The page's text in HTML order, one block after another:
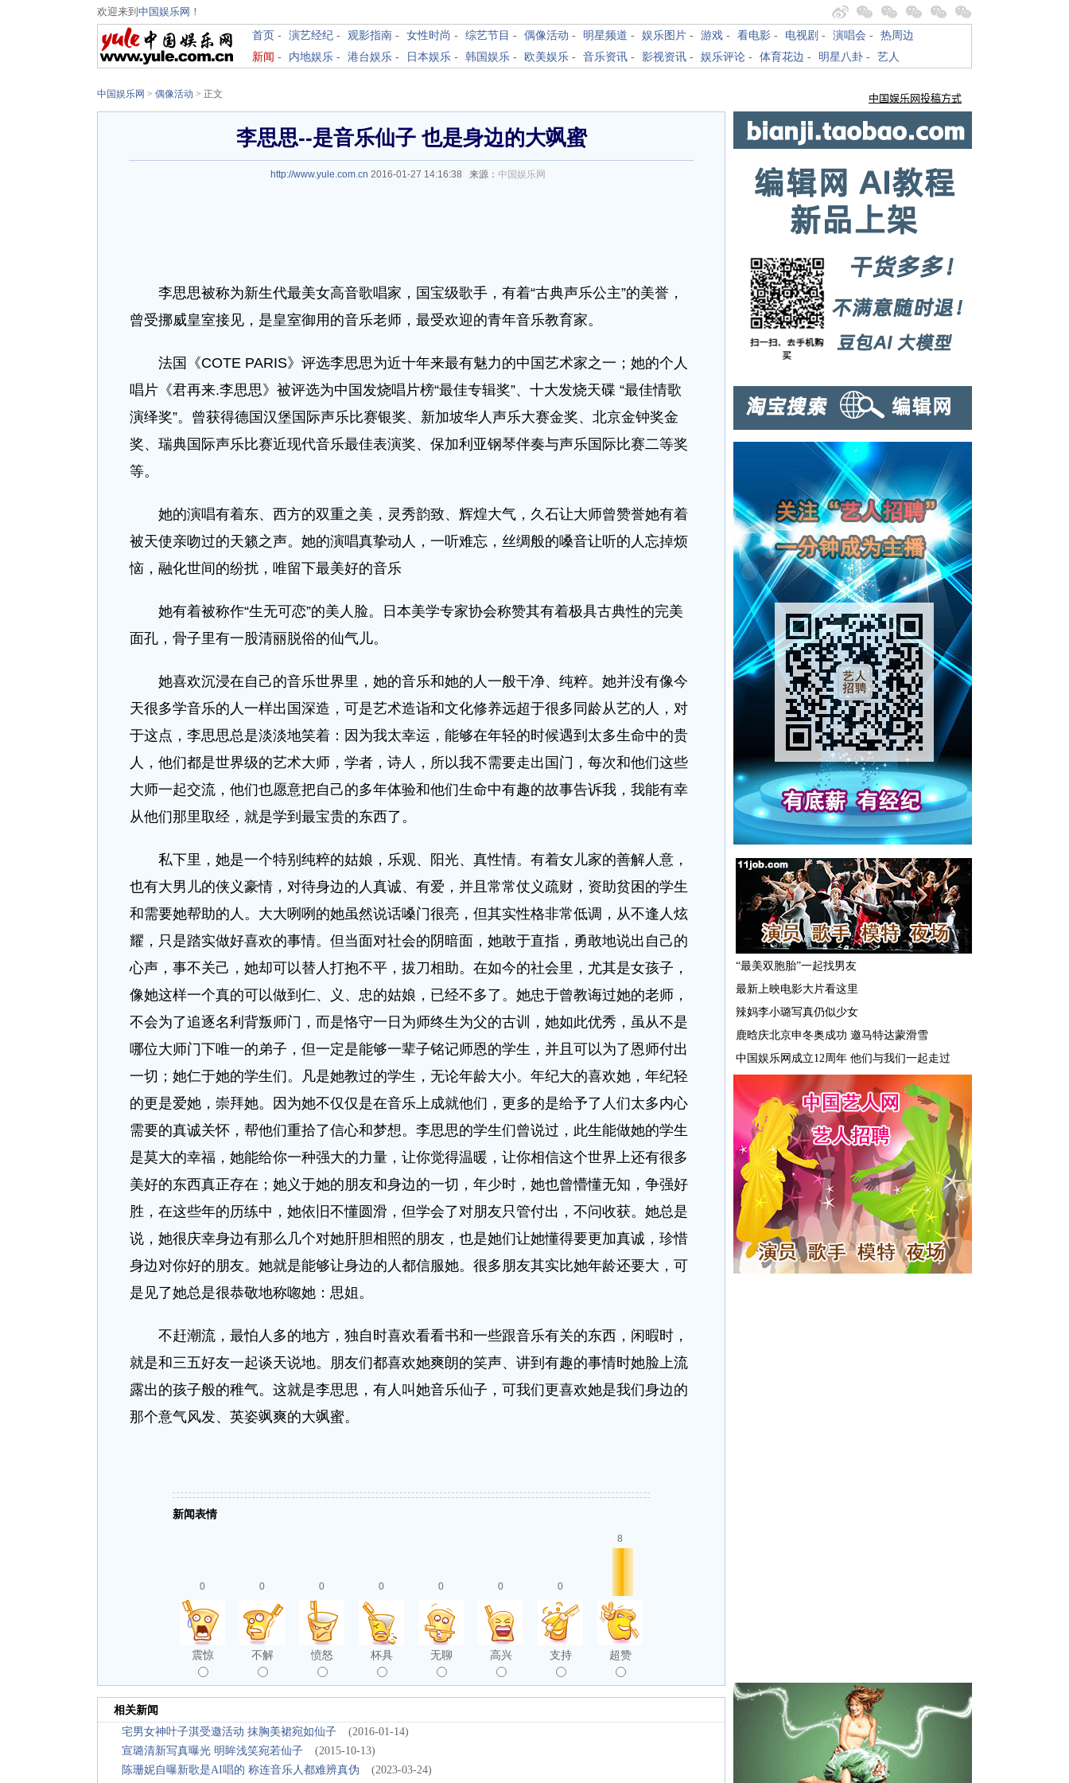
欢迎来到 中国娱乐网 ！
首页 - 演艺经纪 - 观影指南 - 女性时尚 - 综艺节目 - 偶像活动 - 明星频道 - 娱乐图片 - 游戏 - 看电影 - 电视剧 - 演唱会 - 热周边
新闻 - 内地娱乐 - 港台娱乐 - 日本娱乐 - 韩国娱乐 - 欧美娱乐 - 音乐资讯 - 影视资讯 - 娱乐评论 - 体育花边 - 明星八卦 - 艺人
中国娱乐网 > 偶像活动 > 正文
李思思--是音乐仙子 也是身边的大飒蜜
http://www.yule.com.cn 2016-01-27 14:16:38 来源： 中国娱乐网
李思思被称为新生代最美女高音歌唱家，国宝级歌手，有着“古典声乐公主”的美誉，
曾受挪威皇室接见，是皇室御用的音乐老师，最受欢迎的青年音乐教育家。
法国《COTE PARIS》评选李思思为近十年来最有魅力的中国艺术家之一；她的个人
唱片《君再来.李思思》被评选为中国发烧唱片榜“最佳专辑奖”、十大发烧天碟 “最佳情歌
演绎奖”。曾获得德国汉堡国际声乐比赛银奖、新加坡华人声乐大赛金奖、北京金钟奖金
奖、瑞典国际声乐比赛近现代音乐最佳表演奖、保加利亚钢琴伴奏与声乐国际比赛二等奖
等。
她的演唱有着东、西方的双重之美，灵秀韵致、辉煌大气，久石让大师曾赞誉她有着
被天使亲吻过的天籁之声。她的演唱真挚动人，一听难忘，丝绸般的嗓音让听的人忘掉烦
恼，融化世间的纷扰，唯留下最美好的音乐
她有着被称作“生无可恋”的美人脸。日本美学专家协会称赞其有着极具古典性的完美
面孔，骨子里有一股清丽脱俗的仙气儿。
她喜欢沉浸在自己的音乐世界里，她的音乐和她的人一般干净、纯粹。她并没有像今
天很多学音乐的人一样出国深造，可是艺术造诣和文化修养远超于很多同龄从艺的人，对
于这点，李思思总是淡淡地笑着：因为我太幸运，能够在年轻的时候遇到太多生命中的贵
人，他们都是世界级的艺术大师，学者，诗人，所以我不需要走出国门，每次和他们这些
大师一起交流，他们也愿意把自己的多年体验和他们生命中有趣的故事告诉我，我能有幸
从他们那里取经，就是学到最宝贵的东西了。
私下里，她是一个特别纯粹的姑娘，乐观、阳光、真性情。有着女儿家的善解人意，
也有大男儿的侠义豪情，对待身边的人真诚、有爱，并且常常仗义疏财，资助贫困的学生
和需要她帮助的人。大大咧咧的她虽然说话嗓门很亮，但其实性格非常低调，从不逢人炫
耀，只是踏实做好喜欢的事情。但当面对社会的阴暗面，她敢于直指，勇敢地说出自己的
心声，事不关己，她却可以替人打抱不平，拔刀相助。在如今的社会里，尤其是女孩子，
像她这样一个真的可以做到仁、义、忠的姑娘，已经不多了。她忠于曾教诲过她的老师，
不会为了追逐名利背叛师门，而是恪守一日为师终生为父的古训，她如此优秀，虽从不是
哪位大师门下唯一的弟子，但一定是能够一辈子铭记师恩的学生，并且可以为了恩师付出
一切；她仁于她的学生们。凡是她教过的学生，无论年龄大小。年纪大的喜欢她，年纪轻
的更是爱她，崇拜她。因为她不仅仅是在音乐上成就他们，更多的是给予了人们太多内心
需要的真诚关怀，帮他们重拾了信心和梦想。李思思的学生们曾说过，此生能做她的学生
是莫大的幸福，她能给你一种强大的力量，让你觉得温暖，让你相信这个世界上还有很多
美好的东西真正存在；她义于她的朋友和身边的一切，年少时，她也曾懵懂无知，争强好
胜，在这些年的历练中，她依旧不懂圆滑，但学会了对朋友只管付出，不问收获。她总是
说，她很庆幸身边有那么几个对她肝胆相照的朋友，也是她们让她懂得要更加真诚，珍惜
身边对你好的朋友。她就是能够让身边的人都信服她。很多朋友其实比她年龄还要大，可
是见了她总是很恭敬地称唿她：思姐。
不赶潮流，最怕人多的地方，独自时喜欢看看书和一些跟音乐有关的东西，闲暇时，
就是和三五好友一起谈天说地。朋友们都喜欢她爽朗的笑声、讲到有趣的事情时她脸上流
露出的孩子般的稚气。这就是李思思，有人叫她音乐仙子，可我们更喜欢她是我们身边的
那个意气风发、英姿飒爽的大飒蜜。
新闻表情
0
震惊
0
不解
0
愤怒
0
杯具
0
无聊
0
高兴
0
支持
8
超赞
相关新闻
宅男女神叶子淇受邀活动 抹胸美裙宛如仙子
(2016-01-14)
宣璐清新写真曝光 明眸浅笑宛若仙子
(2015-10-13)
陈珊妮自曝新歌是AI唱的 称连音乐人都难辨真伪
(2023-03-24)